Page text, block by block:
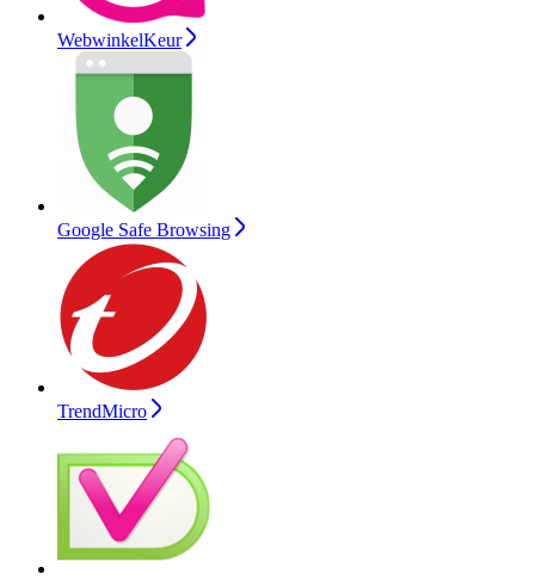
WebwinkelKeur
Google Safe Browsing
TrendMicro